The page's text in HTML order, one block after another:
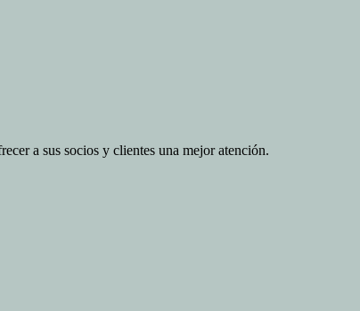
a sus socios y clientes una mejor atención.